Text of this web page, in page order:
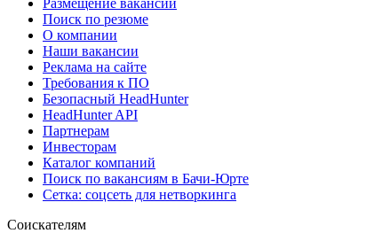
Размещение вакансий
Поиск по резюме
О компании
Наши вакансии
Реклама на сайте
Требования к ПО
Безопасный HeadHunter
HeadHunter API
Партнерам
Инвесторам
Каталог компаний
Поиск по вакансиям в Бачи-Юрте
Сетка: соцсеть для нетворкинга
Соискателям